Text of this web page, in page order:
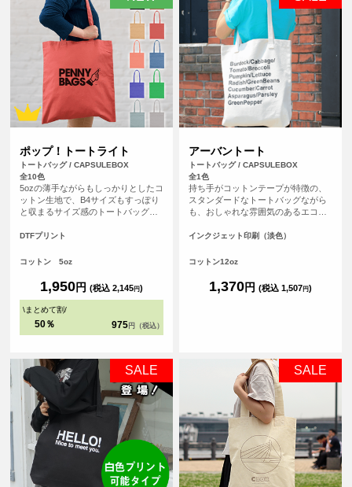
ポップ！トートライト
トートバッグ / CAPSULEBOX
全10色
5ozの薄手ながらもしっかりとしたコ
ットン生地で、B4サイズもすっぽり
と収まるサイズ感のトートバッグで
ットタイプのトートバッグなので書
も持ち歩きにも便利なトートバッ
ゆったりかけて手を塞がず、老若男
女問わずご使用いただけます。
DTFプリント
コットン 5oz
1,950円 (税込 2,145円)
\まとめて割/
50％ 975 円（税込）
アーバントート
トートバッグ / CAPSULEBOX
全1色
持ち手がコットンテープが特徴の、
スタンダードなトートバッグながら
も、おしゃれな雰囲気のあるエコバ
余裕をもってかけることが可能で
で、普段のメインバッグとしても使
インクジェット印刷（淡色）
コットン12oz
1,370円 (税込 1,507円)
SALE SALE